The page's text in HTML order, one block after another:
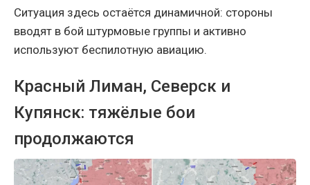
Ситуация здесь остаётся динамичной: стороны
вводят в бой штурмовые группы и активно
используют беспилотную авиацию.
Красный Лиман, Северск и
Купянск: тяжёлые бои
продолжаются